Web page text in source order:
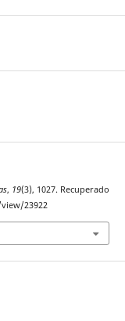
, 19(3), 1027. Recuperado
23922